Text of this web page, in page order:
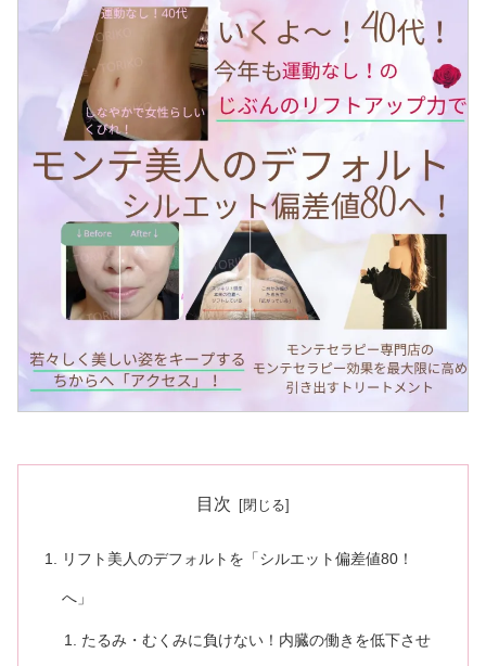
目次
リフト美人のデフォルトを「シルエット偏差値80！
へ」
たるみ・むくみに負けない！内臓の働きを低下させ